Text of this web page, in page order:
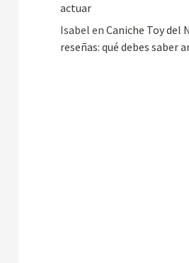
actuar
Isabel en Caniche Toy del
reseñas: qué debes saber